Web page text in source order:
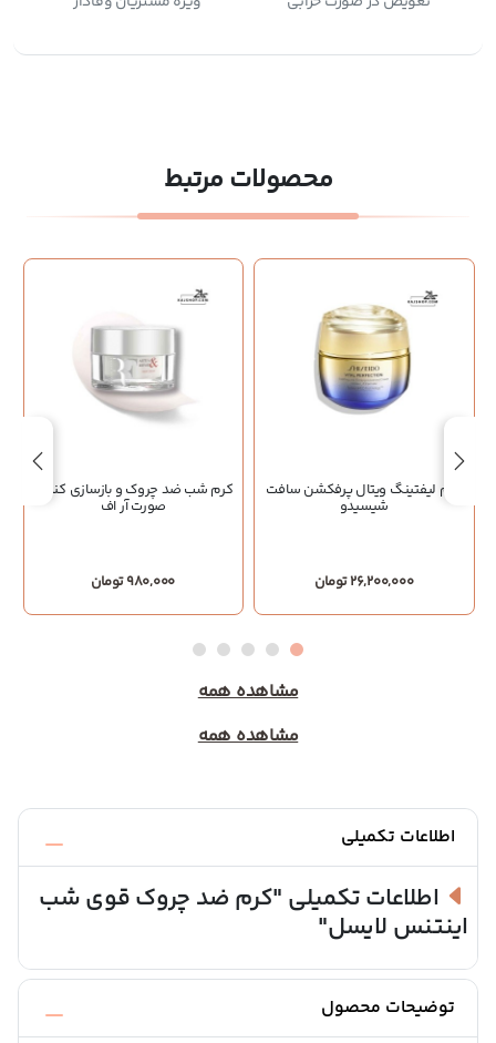
محصولات مرتبط
کرم لیفتینگ ویتال پرفکشن سافت
شیسیدو
26,200,000 تومان
کرم شب ضد چروک و بازسازی کننده
صورت آر اف
980,000 تومان
مشاهده همه
مشاهده همه
اطلاعات تکمیلی
اطلاعات تکمیلی "کرم ضد چروک قوی شب
اینتنس لایسل"
توضیحات محصول